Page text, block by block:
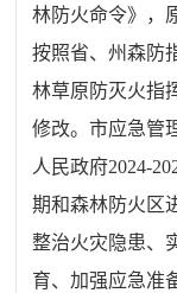
林防火命令》，
按照省、州森防
林草原防灭火指
修改。市应急管
人民政府2024-
期和森林防火区
整治火灾隐患、
育、加强应急准